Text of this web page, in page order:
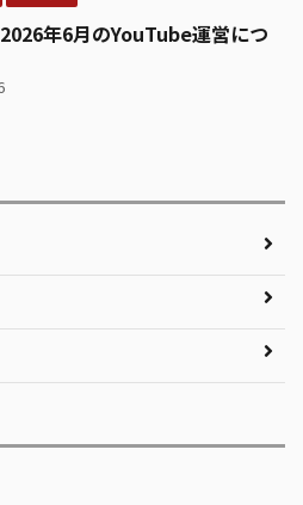
2026年6月のYouTube運営につ